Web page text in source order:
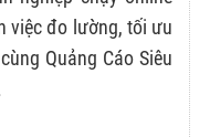
việc đo lường, tối ưu
Quảng Cáo Siêu